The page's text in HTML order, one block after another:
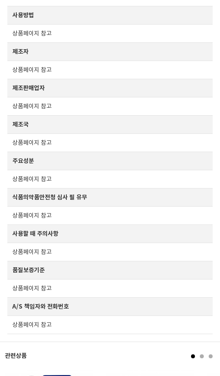
사용방법
상품페이지 참고
제조자
상품페이지 참고
제조판매업자
상품페이지 참고
제조국
상품페이지 참고
주요성분
상품페이지 참고
식품의약품안전청 심사 필 유무
상품페이지 참고
사용할 때 주의사항
상품페이지 참고
품질보증기준
상품페이지 참고
A/S 책임자와 전화번호
상품페이지 참고
관련상품